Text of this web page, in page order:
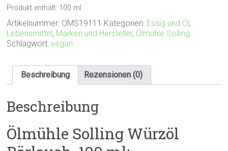
ml
Produkt enthält: 100 ml
Artikelnummer: OMS19111 Kategorien: Essig und Öl ,
Lebensmittel , Marken und Hersteller, Ölmühle Solling
Schlagwort:vegan
Beschreibung Rezensionen (0)
Beschreibung
Ölmühle Solling Würzöl